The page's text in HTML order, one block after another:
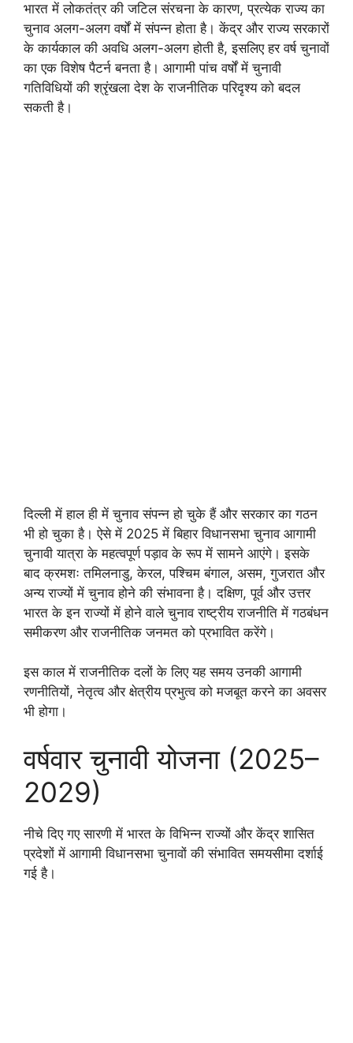
भारत में लोकतंत्र की जटिल संरचना के कारण, प्रत्येक राज्य का
चुनाव अलग-अलग वर्षों में संपन्न होता है। केंद्र और राज्य सरकारों
के कार्यकाल की अवधि अलग-अलग होती है, इसलिए हर वर्ष चुनावों
का एक विशेष पैटर्न बनता है। आगामी पांच वर्षों में चुनावी
गतिविधियों की श्रृंखला देश के राजनीतिक परिदृश्य को बदल
सकती है।
दिल्ली में हाल ही में चुनाव संपन्न हो चुके हैं और सरकार का गठन
भी हो चुका है। ऐसे में 2025 में बिहार विधानसभा चुनाव आगामी
चुनावी यात्रा के महत्वपूर्ण पड़ाव के रूप में सामने आएंगे। इसके
बाद क्रमशः तमिलनाडु, केरल, पश्चिम बंगाल, असम, गुजरात और
अन्य राज्यों में चुनाव होने की संभावना है। दक्षिण, पूर्व और उत्तर
भारत के इन राज्यों में होने वाले चुनाव राष्ट्रीय राजनीति में गठबंधन
समीकरण और राजनीतिक जनमत को प्रभावित करेंगे।
इस काल में राजनीतिक दलों के लिए यह समय उनकी आगामी
रणनीतियों, नेतृत्व और क्षेत्रीय प्रभुत्व को मजबूत करने का अवसर
भी होगा।
वर्षवार चुनावी योजना (2025–
2029)
नीचे दिए गए सारणी में भारत के विभिन्न राज्यों और केंद्र शासित
प्रदेशों में आगामी विधानसभा चुनावों की संभावित समयसीमा दर्शाई
गई है।